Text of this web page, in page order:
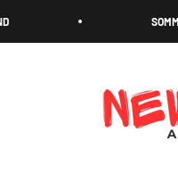
SOMMERSALE -